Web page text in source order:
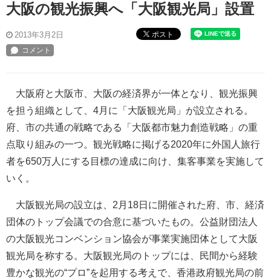
大阪の観光振興へ「大阪観光局」設置
2013年3月2日 ポスト
大阪府と大阪市、大阪の経済界が一体となり、観光振興
を担う組織として、4月に「大阪観光局」が設立される。
府、市の共通の戦略である「大阪都市魅力創造戦略」の重
点取り組みの一つ。観光戦略に掲げる2020年に外国人旅行
者を650万人にする目標の達成に向け、集客事業を実施して
いく。
大阪観光局の設立は、2月18日に開催された府、市、経済
団体のトップ会議での合意に基づいたもの。公益財団法人
の大阪観光コンベンション協会が事業実施団体として大阪
観光局を称する。大阪観光局のトップには、民間から経験
豊かな観光の“プロ”を起用する考えで、香港政府観光局の前